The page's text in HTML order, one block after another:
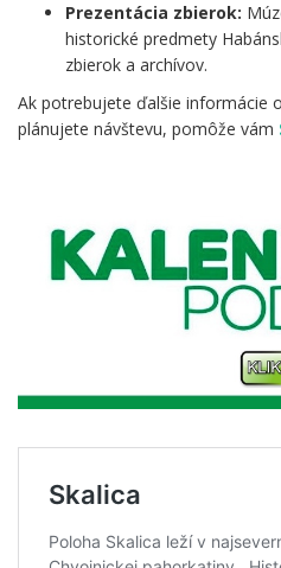
Prezentácia zbierok:
historické predmety
zbierok a archívov.
Ak potrebujete ďalšie informácie
plánujete návštevu, pomôže vám